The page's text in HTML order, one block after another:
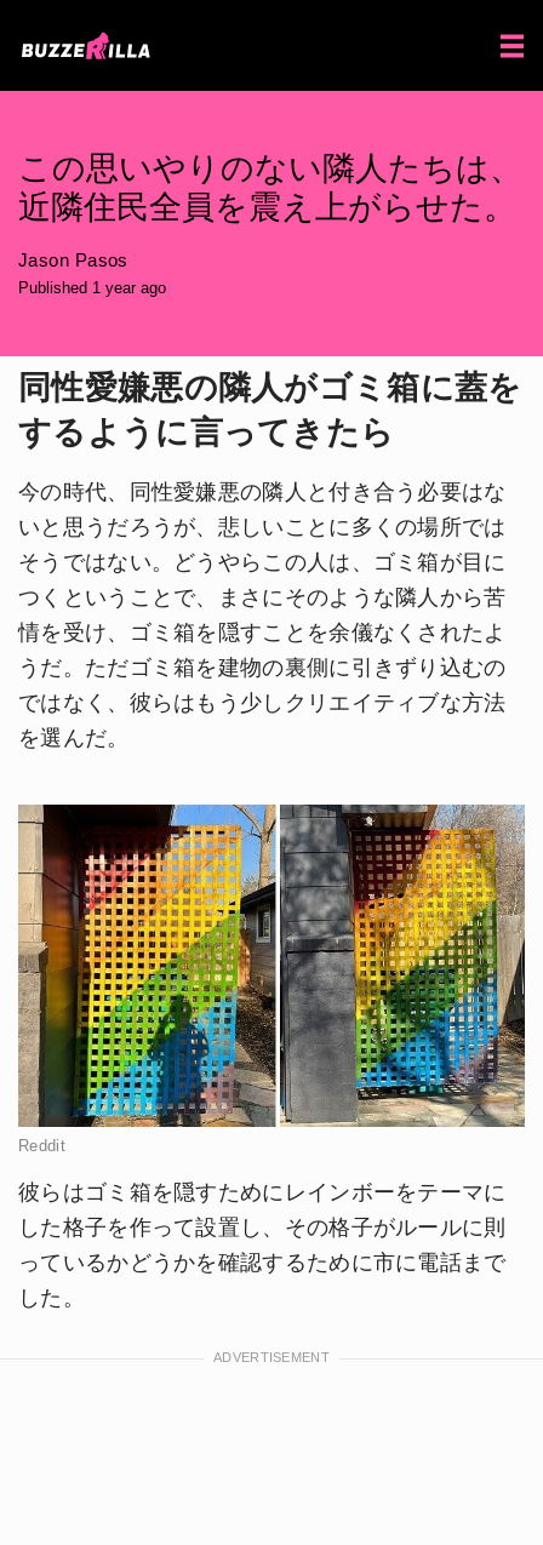
この思いやりのない隣人たちは、
近隣住民全員を震え上がらせた。
Jason Pasos
Published 1 year ago
同性愛嫌悪の隣人がゴミ箱に蓋を
するように言ってきたら
今の時代、同性愛嫌悪の隣人と付き合う必要はな
いと思うだろうが、悲しいことに多くの場所では
そうではない。どうやらこの人は、ゴミ箱が目に
つくということで、まさにそのような隣人から苦
情を受け、ゴミ箱を隠すことを余儀なくされたよ
うだ。ただゴミ箱を建物の裏側に引きずり込むの
ではなく、彼らはもう少しクリエイティブな方法
を選んだ。
Reddit
彼らはゴミ箱を隠すためにレインボーをテーマに
した格子を作って設置し、その格子がルールに則
っているかどうかを確認するために市に電話まで
した。